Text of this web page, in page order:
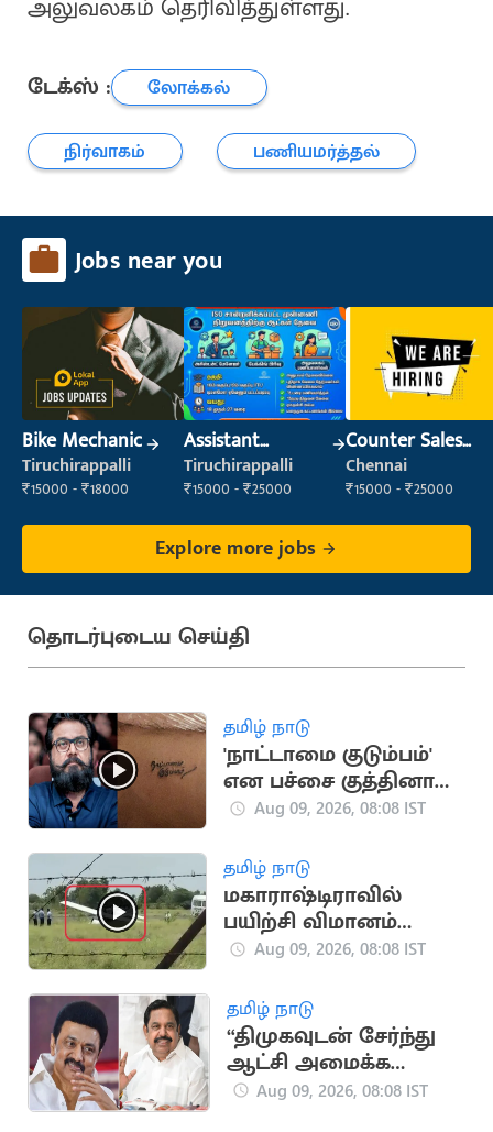
அலுவலகம் தெரிவித்துள்ளது.
டேக்ஸ் :
லோக்கல்
நிர்வாகம்
பணியமர்த்தல்
Jobs near you
Bike Mechanic
Tiruchirappalli
₹15000 - ₹18000
Assistant
Manager
Tiruchirappalli
₹15000 - ₹25000
Counter Sales
Executive (Retail
Sales)
Chennai
₹15000 - ₹25000
Explore more jobs
தொடர்புடைய செய்தி
தமிழ் நாடு
'நாட்டாமை குடும்பம்'
என பச்சை குத்தினால்
என்னை சந்திக்கலாம்:
Aug 09, 2026, 08:08 IST
தமிழ் நாடு
மகாராஷ்டிராவில்
பயிற்சி விமானம்
விபத்து.. தீவிர
Aug 09, 2026, 08:08 IST
தமிழ் நாடு
“திமுகவுடன் சேர்ந்து
ஆட்சி அமைக்க
இபிஎஸ் எடுத்த முடிவு
Aug 09, 2026, 08:08 IST